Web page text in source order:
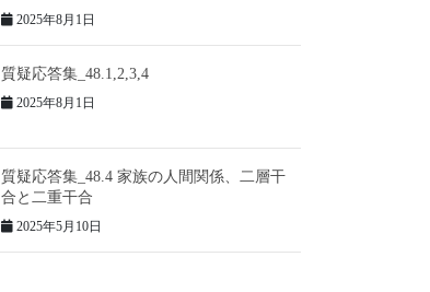
2025年8月1日
質疑応答集_48.1,2,3,4
2025年8月1日
質疑応答集_48.4 家族の人間関係、二層干
合と二重干合
2025年5月10日